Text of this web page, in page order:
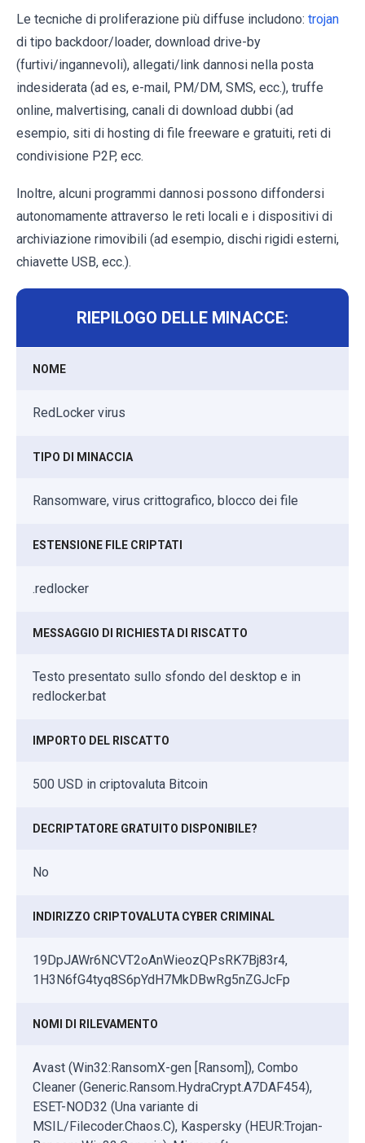
Le tecniche di proliferazione più diffuse includono: trojan
di tipo backdoor/loader, download drive-by
(furtivi/ingannevoli), allegati/link dannosi nella posta
indesiderata (ad es, e-mail, PM/DM, SMS, ecc.), truffe
online, malvertising, canali di download dubbi (ad
esempio, siti di hosting di file freeware e gratuiti, reti di
condivisione P2P, ecc.
Inoltre, alcuni programmi dannosi possono diffondersi
autonomamente attraverso le reti locali e i dispositivi di
archiviazione rimovibili (ad esempio, dischi rigidi esterni,
chiavette USB, ecc.).
RIEPILOGO DELLE MINACCE:
NOME
RedLocker virus
TIPO DI MINACCIA
Ransomware, virus crittografico, blocco dei file
ESTENSIONE FILE CRIPTATI
.redlocker
MESSAGGIO DI RICHIESTA DI RISCATTO
Testo presentato sullo sfondo del desktop e in
redlocker.bat
IMPORTO DEL RISCATTO
500 USD in criptovaluta Bitcoin
DECRIPTATORE GRATUITO DISPONIBILE?
No
INDIRIZZO CRIPTOVALUTA CYBER CRIMINAL
19DpJAWr6NCVT2oAnWieozQPsRK7Bj83r4,
1H3N6fG4tyq8S6pYdH7MkDBwRg5nZGJcFp
NOMI DI RILEVAMENTO
Avast (Win32:RansomX-gen [Ransom]), Combo
Cleaner (Generic.Ransom.HydraCrypt.A7DAF454),
ESET-NOD32 (Una variante di
MSIL/Filecoder.Chaos.C), Kaspersky (HEUR:Trojan-